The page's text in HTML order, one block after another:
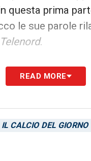
questa prima
le sue parole
Telenord.
–«Ho giocato
erano di
gol arrivano da
READ MORE
IL CALCIO DEL GIORNO